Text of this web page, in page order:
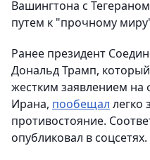
Вашингтона с
путем к "прочному
Ранее президент
Дональд Трамп,
жестким заявлением на
Ирана, пообещал легко
противостояние.
опубликовал в соцсетях.